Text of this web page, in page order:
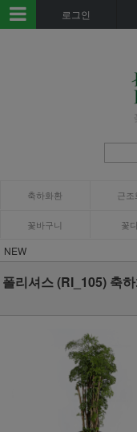
로그인
축하화환 근조
꽃바구니 꽃
NEW
폴리셔스 (RI_105) 축